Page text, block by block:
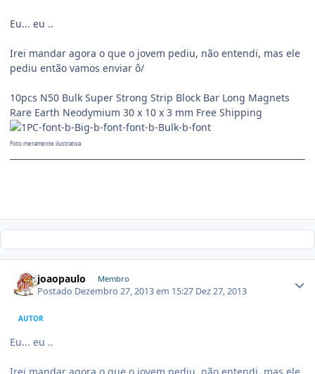
Eu... eu ..
Irei mandar agora o que o jovem pediu, não entendi, mas ele
pediu então vamos enviar ô/
10pcs N50 Bulk Super Strong Strip Block Bar Long Magnets
Rare Earth Neodymium 30 x 10 x 3 mm Free Shipping
Foto meramente ilustrativa
joaopaulo Membro
Postado Dezembro 27, 2013 em 15:27 Dez 27, 2013
AUTOR
Eu... eu ..